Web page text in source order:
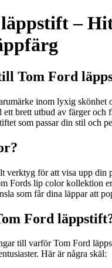
–
Tom Ford
inom lyxig skönhet
ett brett utbud av färger och
som passar din stil och
verktyg för att visa upp din
Fords lip color kollektion
som får dina läppar att
Ford
till varför Tom Ford
Här är några skäl: